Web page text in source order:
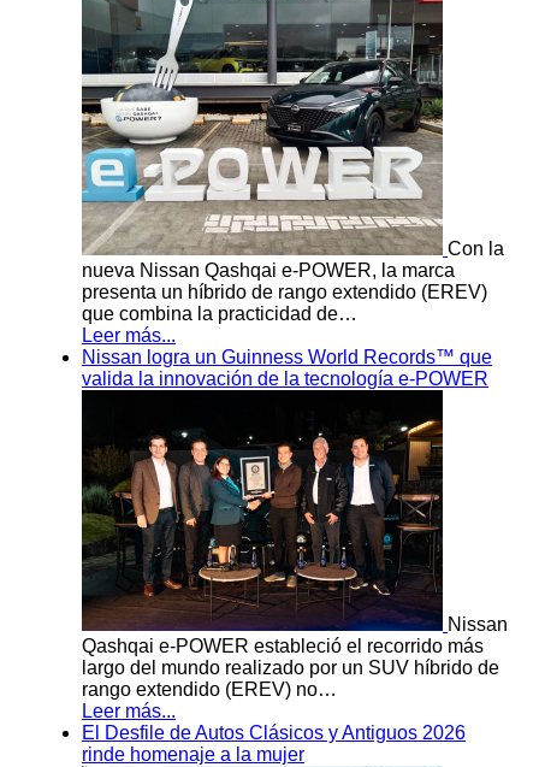
Con la
nueva Nissan Qashqai e-POWER, la marca
presenta un híbrido de rango extendido (EREV)
que combina la practicidad de…
Leer más...
Nissan logra un Guinness World Records™ que
valida la innovación de la tecnología e-POWER
Nissan
Qashqai e-POWER estableció el recorrido más
largo del mundo realizado por un SUV híbrido de
rango extendido (EREV) no…
Leer más...
El Desfile de Autos Clásicos y Antiguos 2026
rinde homenaje a la mujer